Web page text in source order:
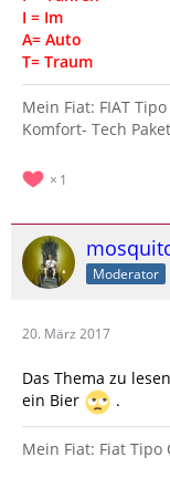
I = Im
A= Auto
T= Traum
Mein Fiat: FIAT
Komfort- Tech
1
Moderator
20. März 2017
Das Thema zu
ein Bier
.
Mein Fiat: Fiat Tipo